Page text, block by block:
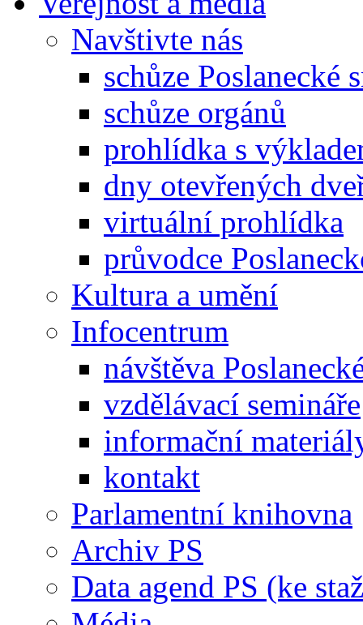
Navštivte nás
schůze Poslanecké
schůze orgánů
prohlídka s
dny otevřených
virtuální prohlídka
průvodce
Kultura a umění
Infocentrum
návštěva
vzdělávací semináře
informační
kontakt
Parlamentní knihovna
Archiv PS
Data agend PS (ke